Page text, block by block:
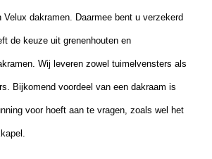
Velux dakramen. Daarmee bent u verzekerd
de keuze uit grenenhouten en
Wij leveren zowel tuimelvensters als
Bijkomend voordeel van een dakraam is
voor hoeft aan te vragen, zoals wel het